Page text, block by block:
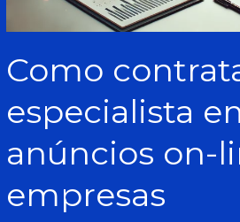
Como
especialista
anúncios on-
empresas